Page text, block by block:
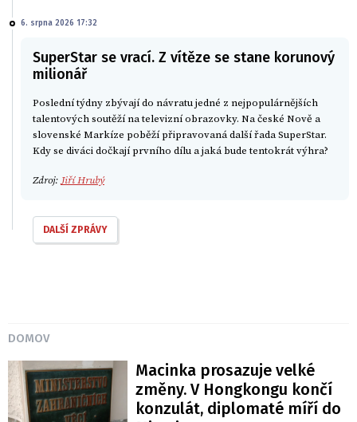
6. srpna 2026 17:32
SuperStar se vrací. Z vítěze se stane korunový
milionář
Poslední týdny zbývají do návratu jedné z nejpopulárnějších
talentových soutěží na televizní obrazovky. Na české Nově a
slovenské Markíze poběží připravovaná další řada SuperStar.
Kdy se diváci dočkají prvního dílu a jaká bude tentokrát výhra?
Zdroj: Jiří Hrubý
DALŠÍ ZPRÁVY
DOMOV
Macinka prosazuje velké
změny. V Hongkongu končí
konzulát, diplomaté míří do